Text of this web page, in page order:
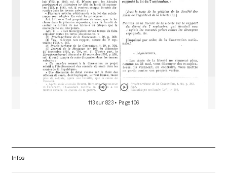
113 sur 823 • Page 106
Infos